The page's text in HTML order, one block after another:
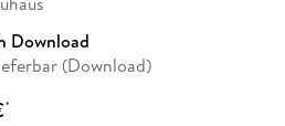
Download
(Download)
*